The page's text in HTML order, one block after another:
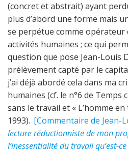
(concret et abstrait) ayant
plus d’abord une forme mais
se perpétue comme opérateur
activités humaines ; ce qui
question que pose Jean-Louis
prélèvement capté par le
j’ai déjà abordé cela dans ma
humaines (cf. le n°6 de Temps
sans le travail et « L’homme
1993). [Commentaire de Jean-
lecture réductionniste de mon
l’inessentialité du travail qu’est-